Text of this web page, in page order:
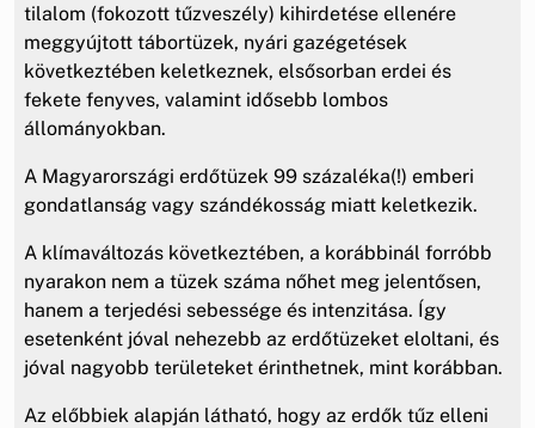
tilalom (fokozott tűzveszély) kihirdetése ellenére
meggyújtott tábortüzek, nyári gazégetések
következtében keletkeznek, elsősorban erdei és
fekete fenyves, valamint idősebb lombos
állományokban.
A Magyarországi erdőtüzek 99 százaléka(!) emberi
gondatlanság vagy szándékosság miatt keletkezik.
A klímaváltozás következtében, a korábbinál forróbb
nyarakon nem a tüzek száma nőhet meg jelentősen,
hanem a terjedési sebessége és intenzitása. Így
esetenként jóval nehezebb az erdőtüzeket eloltani, és
jóval nagyobb területeket érinthetnek, mint korábban.
Az előbbiek alapján látható, hogy az erdők tűz elleni